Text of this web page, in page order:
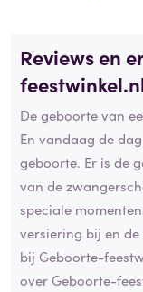
Reviews en
De geboorte van
En vandaag de
geboorte. Er is de
van de
speciale
versiering bij en
bij Geboorte-
over Geboorte-